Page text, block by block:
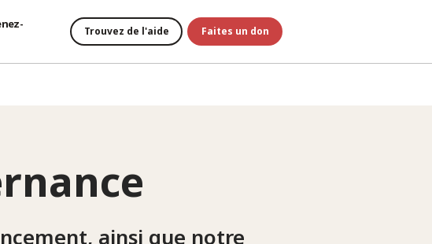
Trouvez de l'aide Faites un don
ainsi que notre